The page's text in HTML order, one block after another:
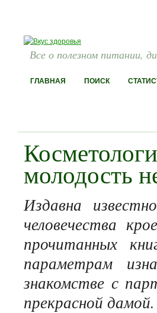
Все о полезном питании,
ГЛАВНАЯ ПОИСК
молодость
Издавна
человечества
прочитанных
параметрам
знакомстве с
прекрасной дамой.